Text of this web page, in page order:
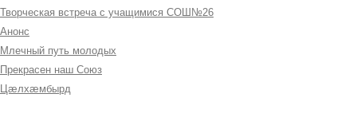
Творческая встреча с учащимися СОШ№26
Анонс
Млечный путь молодых
Прекрасен наш Союз
Цæлхæмбырд